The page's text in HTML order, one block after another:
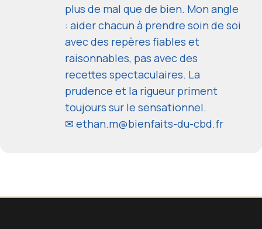
plus de mal que de bien. Mon angle
: aider chacun à prendre soin de soi
avec des repères fiables et
raisonnables, pas avec des
recettes spectaculaires. La
prudence et la rigueur priment
toujours sur le sensationnel.
✉ ethan.m@bienfaits-du-cbd.fr